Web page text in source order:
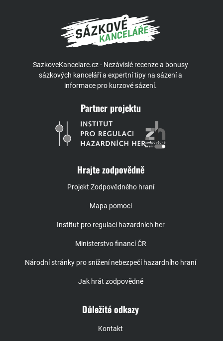
SazkoveKancelare.cz - Nezávislé recenze a bonusy
sázkových kanceláří a expertní tipy na sázení a
informace pro kurzové sázení.
Partner projektu
Hrajte zodpovědně
Projekt Zodpovědného hraní
Mapa pomoci
Institut pro regulaci hazardních her
Ministerstvo financí ČR
Národní stránky pro snížení nebezpečí hazardního hraní
Jak hrát zodpovědně
Důležité odkazy
Kontakt